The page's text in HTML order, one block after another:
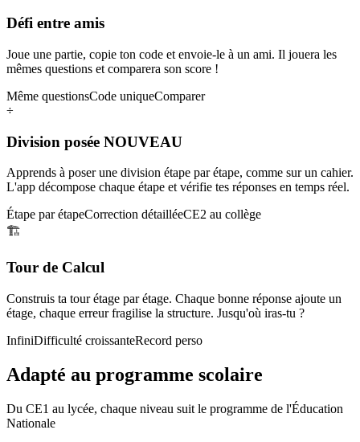
Défi entre amis
Joue une partie, copie ton code et envoie-le à un ami. Il jouera les
mêmes questions et comparera son score !
Même questionsCode uniqueComparer
÷
Division posée NOUVEAU
Apprends à poser une division étape par étape, comme sur un cahier.
L'app décompose chaque étape et vérifie tes réponses en temps réel.
Étape par étapeCorrection détailléeCE2 au collège
🏗️
Tour de Calcul
Construis ta tour étage par étage. Chaque bonne réponse ajoute un
étage, chaque erreur fragilise la structure. Jusqu'où iras-tu ?
InfiniDifficulté croissanteRecord perso
Adapté au programme scolaire
Du CE1 au lycée, chaque niveau suit le programme de l'Éducation
Nationale